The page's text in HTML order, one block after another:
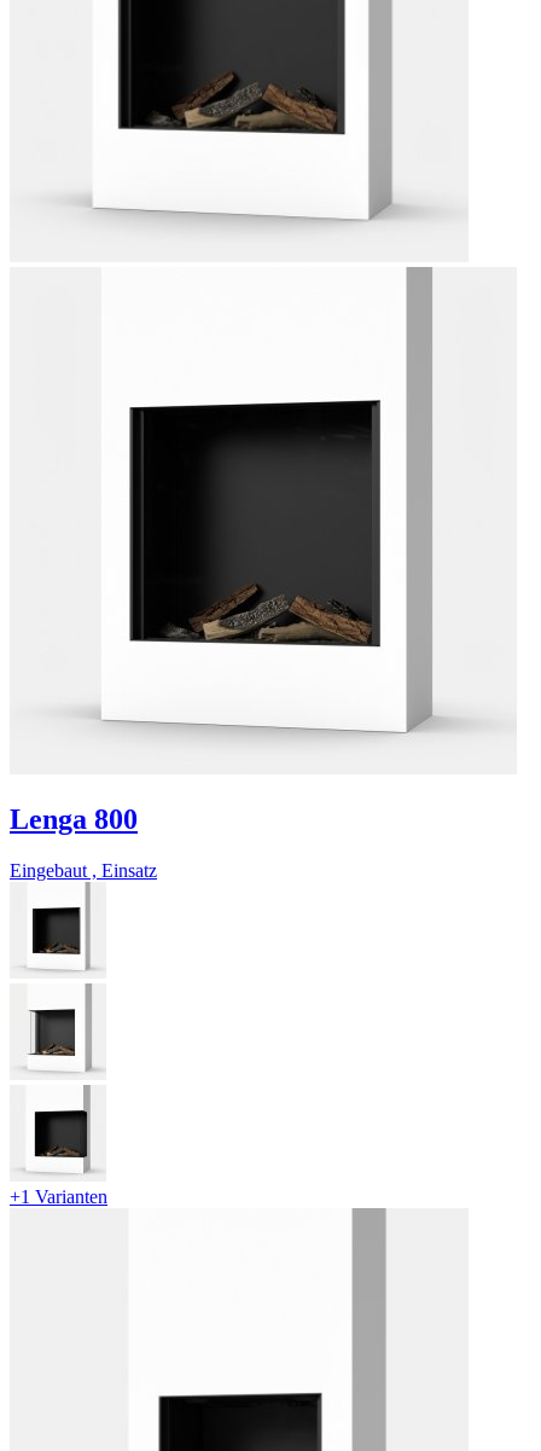
Lenga 800
Eingebaut , Einsatz
+1 Varianten